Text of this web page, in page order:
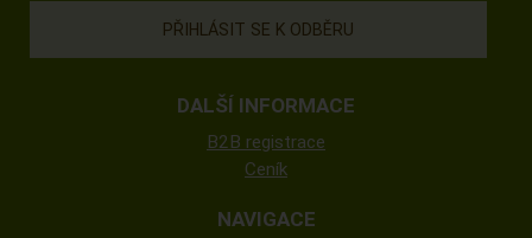
DALŠÍ INFORMACE
B2B registrace
Ceník
NAVIGACE